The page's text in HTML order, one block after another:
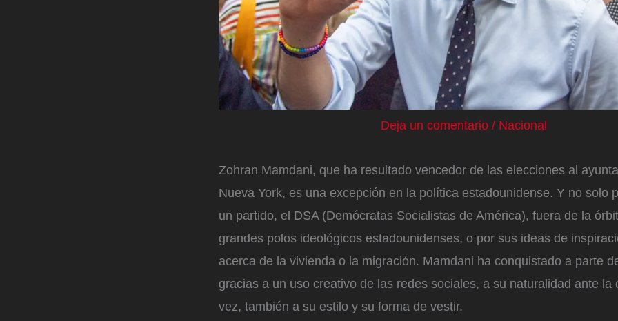
Deja un comentario / Nacional
Zohran Mamdani, que ha resultado vencedor de las elecciones al
Nueva York, es una excepción en la política estadounidense. Y no solo
un partido, el DSA (Demócratas Socialistas de América), fuera de la
grandes polos ideológicos estadounidenses, o por sus ideas de
acerca de la vivienda o la migración. Mamdani ha conquistado a parte
gracias a un uso creativo de las redes sociales, a su naturalidad ante la
vez, también a su estilo y su forma de vestir.